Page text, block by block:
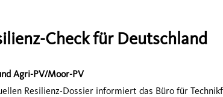
Check für Deutschland
Agri-PV/Moor-PV
Resilienz-Dossier informiert das Büro für